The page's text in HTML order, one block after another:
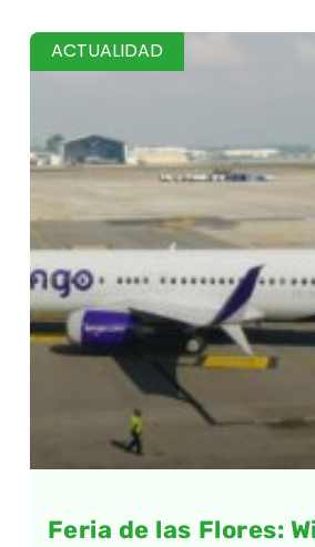
ACTUALIDAD
Feria de las Flores: